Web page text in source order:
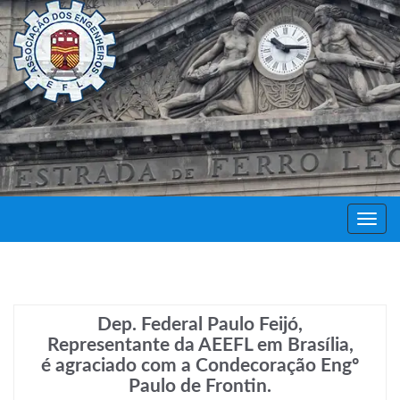
Dep. Federal Paulo Feijó,
Representante da AEEFL em Brasília,
é agraciado com a Condecoração Engº
Paulo de Frontin.